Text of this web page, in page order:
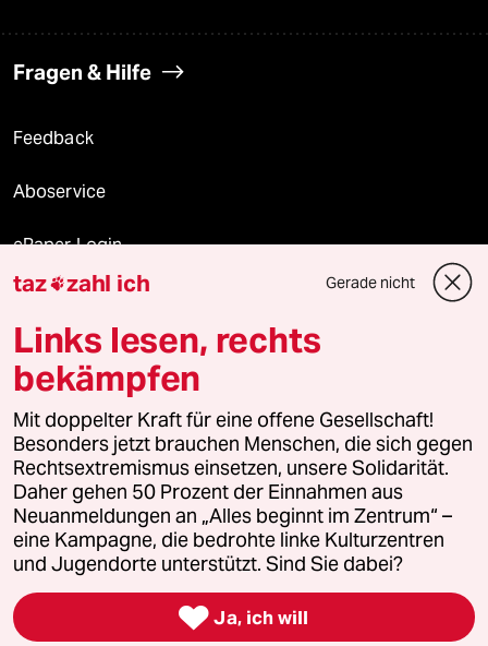
Fragen & Hilfe
Feedback
Aboservice
ePaper Login
Downloads für Abonnierende
© 2026 taz Verlags und Vertriebs GmbH
Alle Rechte vorbehalten. Bei rechtlichen Fragen oder für Genehmigungen
wenden Sie sich bitte an
lizenzen@taz.de
Feedback Redaktionsstatut Kommune-Richtlinien
Leitlinie Informant Datenschutz Impressum AGB
Seitenwende Einwilligungen widerrufen (Ads)
taz zahl ich Gerade nicht
Links lesen, rechts
bekämpfen
Mit doppelter Kraft für eine offene Gesellschaft!
Besonders jetzt brauchen Menschen, die sich gegen
Rechtsextremismus einsetzen, unsere Solidarität.
Daher gehen 50 Prozent der Einnahmen aus
Neuanmeldungen an „Alles beginnt im Zentrum“ –
eine Kampagne, die bedrohte linke Kulturzentren
und Jugendorte unterstützt. Sind Sie dabei?
 Ja, ich will